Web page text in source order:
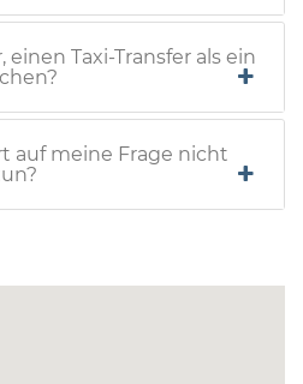
einen Taxi-Transfer als ein
auf meine Frage nicht